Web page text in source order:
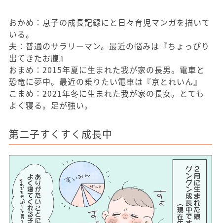
おかめ：息子の成長記録にと日々育児マンガを描いて
いる。
夫：普通のサラリーマン。最近の悩みは『ちょっぴり
出てきたお腹』
おまめ：2015年夏に生まれた我が家の長男。電車と
恐竜に夢中。最近の乗りたい電車は『京とれいん』
こまめ：2021年冬に生まれた我が家の長女。とても
よく寝る。足が強い。
第二子すくすく成長中